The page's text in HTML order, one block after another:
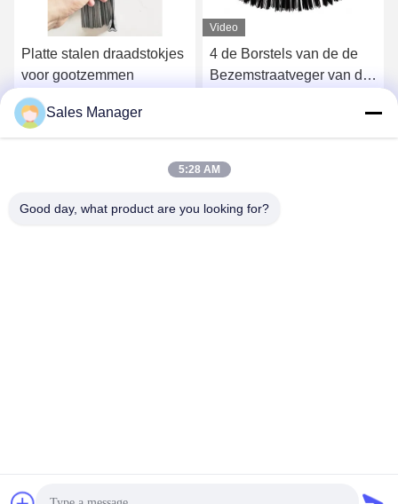
Platte stalen draadstokjes
voor gootzemmen
Krijg Beste Prijs
Video
4 de Borstels van de de
Bezemstraatveger van de
Copyright © 2019-2026 Anhui Uniform Trading Co.Ltd . Alle rechten
Sales Manager
5:28 AM
Good day, what product are you looking for?